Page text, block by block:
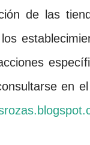
de las
en